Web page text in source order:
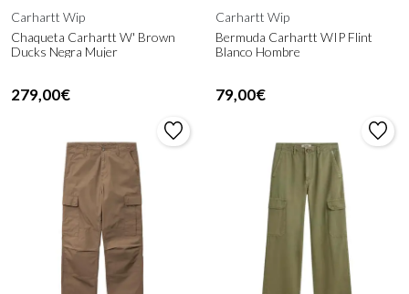
Carhartt Wip
Chaqueta Carhartt W' Brown
Ducks Negra Mujer
279,00€
Carhartt Wip
Bermuda Carhartt WIP Flint
Blanco Hombre
79,00€